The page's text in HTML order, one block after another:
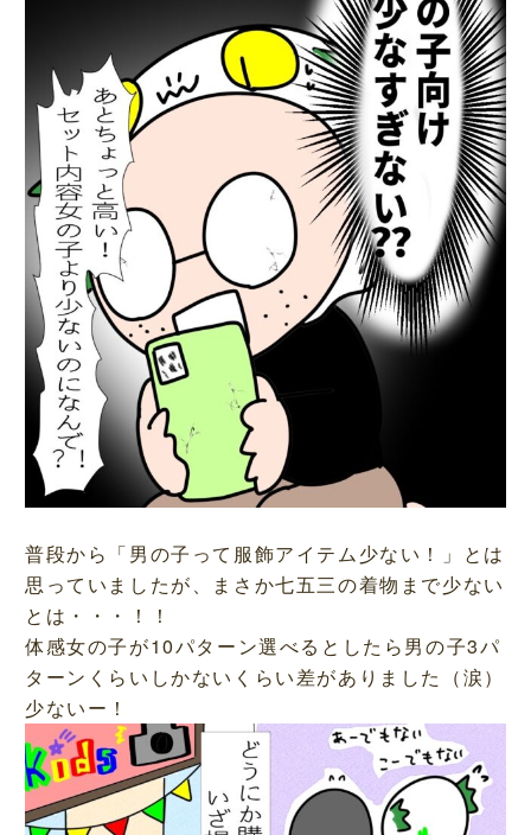
普段から「男の子って服飾アイテム少ない！」とは
思っていましたが、まさか七五三の着物まで少ない
とは・・・！！
体感女の子が10パターン選べるとしたら男の子3パ
ターンくらいしかないくらい差がありました（涙）
少ないー！